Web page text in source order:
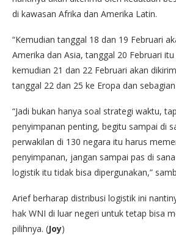
di kawasan Afrika dan Amerika Latin.
“Kemudian tanggal 18 dan 19 Februari
Amerika dan Asia, tanggal 20 Februari
kemudian 21 dan 22 Februari akan
tanggal 22 dan 25 ke Eropa dan
“Jadi bukan hanya soal strategi waktu,
penyimpanan penting, begitu sampai di
perwakilan di 130 negara itu harus
penyimpanan, jangan sampai pas di
logistik itu tidak bisa dipergunakan,”
Arief berharap distribusi logistik ini
hak WNI di luar negeri untuk tetap bisa
pilihnya. (Joy)